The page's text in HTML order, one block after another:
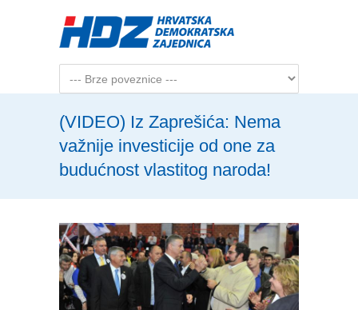
(VIDEO) Iz Zaprešića: Nema
važnije investicije od one za
budućnost vlastitog naroda!